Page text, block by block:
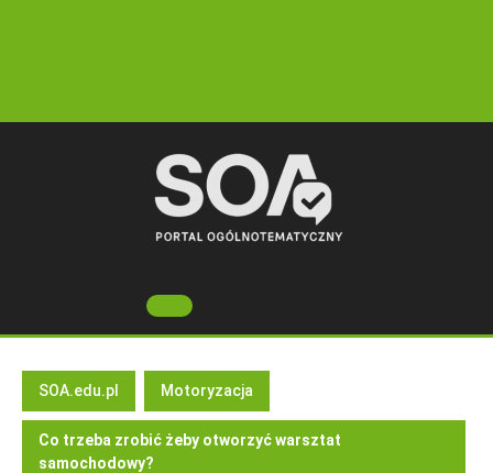
Open
Button
SOA.edu.pl Motoryzacja
Co trzeba zrobić żeby otworzyć warsztat
samochodowy?